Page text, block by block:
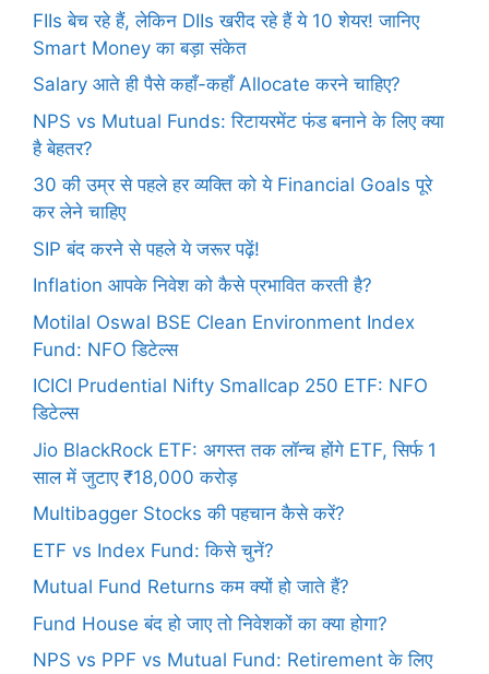
FIIs बेच रहे हैं, लेकिन DIIs खरीद रहे हैं ये 10 शेयर! जानिए
Smart Money का बड़ा संकेत
Salary आते ही पैसे कहाँ-कहाँ Allocate करने चाहिए?
NPS vs Mutual Funds: रिटायरमेंट फंड बनाने के लिए क्या
है बेहतर?
30 की उम्र से पहले हर व्यक्ति को ये Financial Goals पूरे
कर लेने चाहिए
SIP बंद करने से पहले ये जरूर पढ़ें!
Inflation आपके निवेश को कैसे प्रभावित करती है?
Motilal Oswal BSE Clean Environment Index
Fund: NFO डिटेल्स
ICICI Prudential Nifty Smallcap 250 ETF: NFO
डिटेल्स
Jio BlackRock ETF: अगस्त तक लॉन्च होंगे ETF, सिर्फ 1
साल में जुटाए ₹18,000 करोड़
Multibagger Stocks की पहचान कैसे करें?
ETF vs Index Fund: किसे चुनें?
Mutual Fund Returns कम क्यों हो जाते हैं?
Fund House बंद हो जाए तो निवेशकों का क्या होगा?
NPS vs PPF vs Mutual Fund: Retirement के लिए